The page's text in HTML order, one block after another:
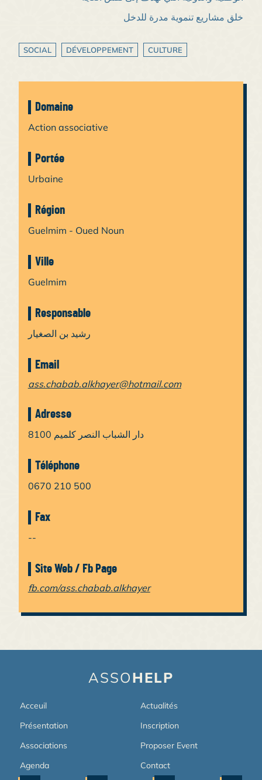
خلق مشاريع تنموية مدرة للدخل
SOCIAL DÉVELOPPEMENT CULTURE
Domaine
Action associative
Portée
Urbaine
Région
Guelmim - Oued Noun
Ville
Guelmim
Responsable
رشيد بن الصغيار
Email
ass.chabab.alkhayer@hotmail.com
Adresse
8100 دار الشباب النصر كلميم
Téléphone
0670 210 500
Fax
--
Site Web / Fb Page
fb.com/ass.chabab.alkhayer
ASSOHELP
Acceuil
Présentation
Associations
Agenda
Actualités
Inscription
Proposer Event
Contact